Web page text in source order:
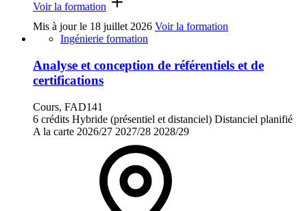
Voir la formation
Mis à jour le 18 juillet 2026 Voir la formation
Ingénierie formation
Analyse et conception de référentiels et de
certifications
Cours, FAD141
6 crédits Hybride (présentiel et distanciel) Distanciel planifié
A la carte 2026/27 2027/28 2028/29